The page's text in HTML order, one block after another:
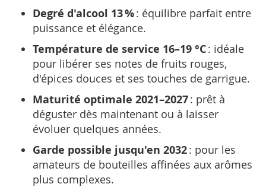
Degré d'alcool 13 %: équilibre parfait entre
puissance et élégance.
Température de service 16–19 °C: idéale
pour libérer ses notes de fruits rouges,
d'épices douces et ses touches de garrigue.
Maturité optimale 2021–2027: prêt à
déguster dès maintenant ou à laisser
évoluer quelques années.
Garde possible jusqu'en 2032: pour les
amateurs de bouteilles affinées aux arômes
plus complexes.